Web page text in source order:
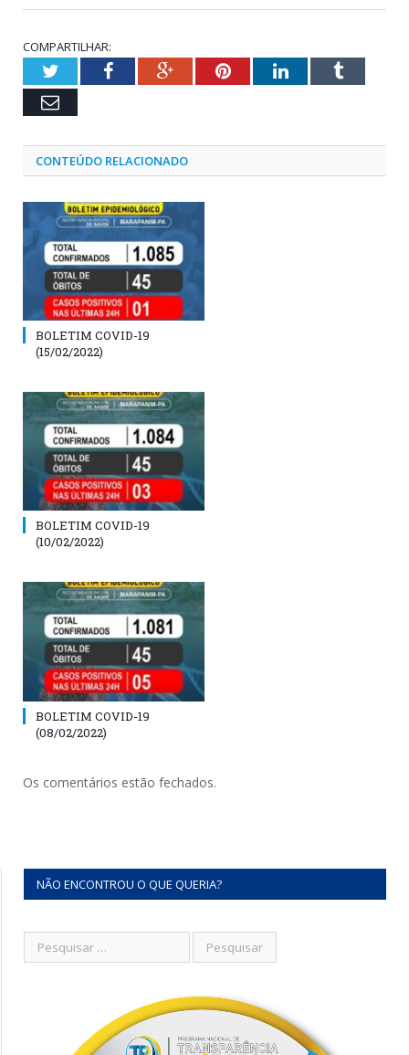
COMPARTILHAR:
TwitterFacebookGoogle+PinterestLinkedInTumblr
Email
CONTEÚDO RELACIONADO
BOLETIM COVID-19
(15/02/2022)
BOLETIM COVID-19
(10/02/2022)
BOLETIM COVID-19
(08/02/2022)
Os comentários estão fechados.
NÃO ENCONTROU O QUE QUERIA?